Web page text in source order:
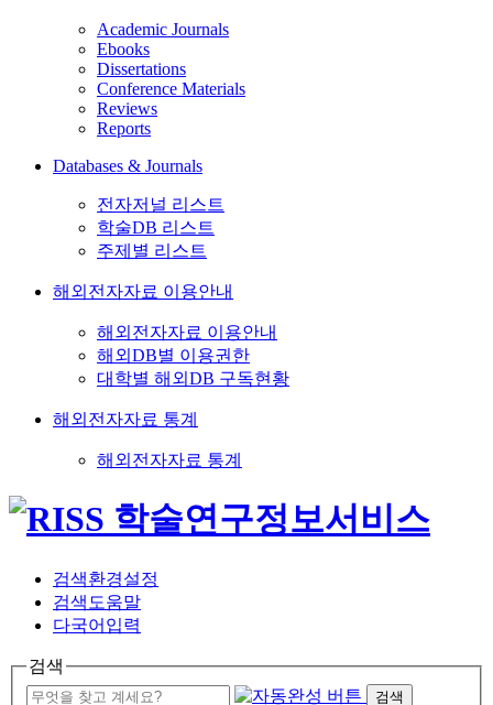
Academic Journals
Ebooks
Dissertations
Conference Materials
Reviews
Reports
Databases & Journals
전자저널 리스트
학술DB 리스트
주제별 리스트
해외전자자료 이용안내
해외전자자료 이용안내
해외DB별 이용권한
대학별 해외DB 구독현황
해외전자자료 통계
해외전자자료 통계
검색환경설정
검색도움말
다국어입력
검색
검색